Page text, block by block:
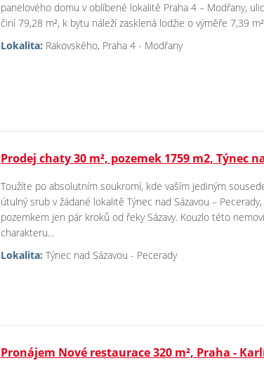
panelového domu v oblíbené lokalitě Praha 4 – Modřany,
činí 79,28 m², k bytu náleží zasklená lodžie o výměře 7,39
Lokalita: Rakovského, Praha 4 - Modřany
Prodej chaty 30 m², pozemek 1759 m2, Týnec
Toužíte po absolutním soukromí, kde vaším jediným
útulný srub v žádané lokalitě Týnec nad Sázavou –
pozemkem jen pár kroků od řeky Sázavy. Kouzlo této
charakteru...
Lokalita: Týnec nad Sázavou - Pecerady
Pronájem Nové restaurace 320 m², Praha -